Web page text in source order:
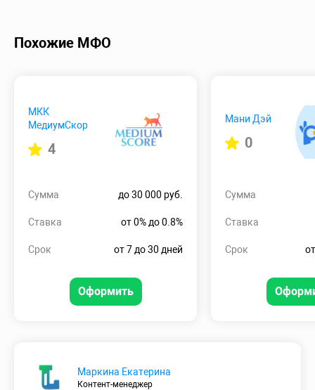
Похожие МФО
МКК
МедиумСкор
4
Сумма до 30 000 руб.
Ставка от 0% до 0.8%
Срок от 7 до 30 дней
Оформить
Мани Дэй
0
Сумма
Ставка
Срок
Маркина Екатерина
Контент-менеджер